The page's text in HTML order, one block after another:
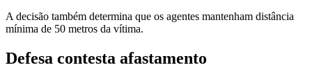
A decisão também determina que os agentes mantenham distância
mínima de 50 metros da vítima.
Defesa contesta afastamento